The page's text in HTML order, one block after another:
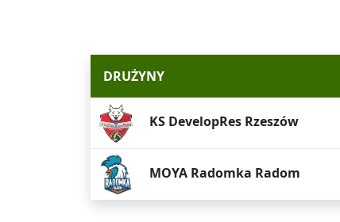
DRUŻYNY
KS DevelopRes Rzeszów
MOYA Radomka Radom